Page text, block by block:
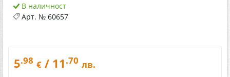
В наличност
Арт. № 60657
5.98 € / 11 .70 лв.